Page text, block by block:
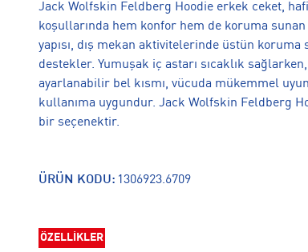
Jack Wolfskin Feldberg Hoodie erkek ceket,
koşullarında hem konfor hem de koruma
yapısı, dış mekan aktivitelerinde üstün koruma
destekler. Yumuşak iç astarı sıcaklık
ayarlanabilir bel kısmı, vücuda mükemmel
kullanıma uygundur. Jack Wolfskin Feldberg
bir seçenektir.
ÜRÜN KODU: 1306923.6709
ÖZELLİKLER